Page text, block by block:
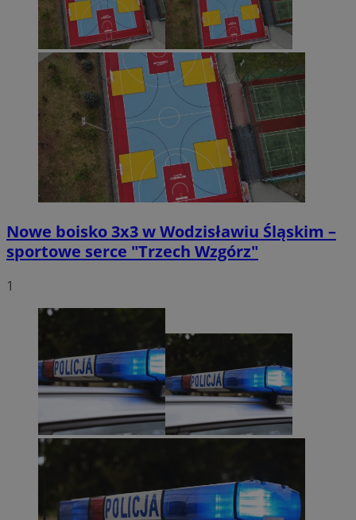
Nowe boisko 3x3 w Wodzisławiu Śląskim –
sportowe serce "Trzech Wzgórz"
1